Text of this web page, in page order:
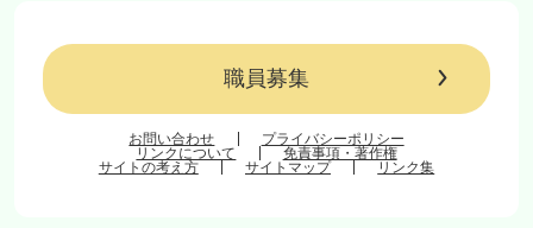
職員募集
お問い合わせ
プライバシーポリシー
リンクについて
免責事項・著作権
サイトの考え方
サイトマップ リンク集